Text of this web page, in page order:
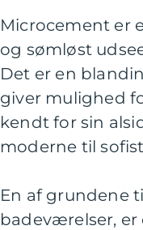
Microcement er
og sømløst
Det er en
giver mulighed
kendt for sin
moderne til
En af grundene
badeværelser,